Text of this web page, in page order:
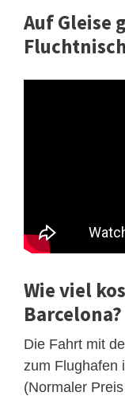
Auf Gleise
Wie viel
Barcelona?
Die Fahrt mit
zum Flughafen
(Normaler